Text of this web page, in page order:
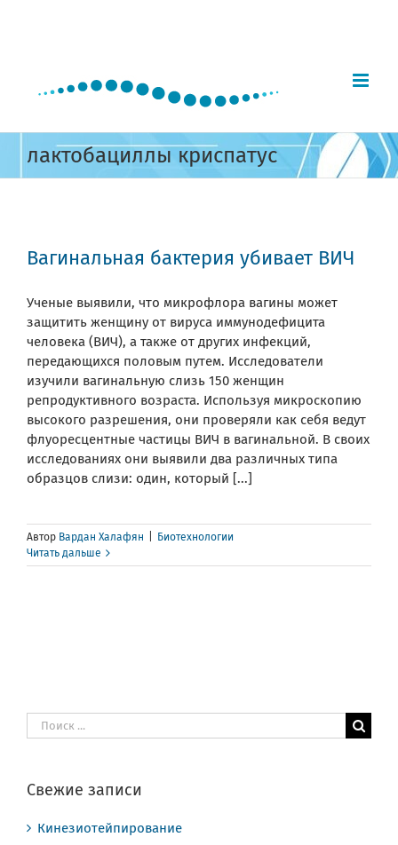
лактобациллы криспатус
Вагинальная бактерия убивает ВИЧ
Ученые выявили, что микрофлора вагины может
защитить женщину от вируса иммунодефицита
человека (ВИЧ), а также от других инфекций,
передающихся половым путем. Исследователи
изучили вагинальную слизь 150 женщин
репродуктивного возраста. Используя микроскопию
высокого разрешения, они проверяли как себя ведут
флуоресцентные частицы ВИЧ в вагинальной. В своих
исследованиях они выявили два различных типа
образцов слизи: один, который [...]
Автор Вардан Халафян
Биотехнологии
Читать дальше
Результат
поиска:
Свежие записи
Кинезиотейпирование